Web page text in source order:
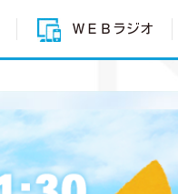
ＷＥＢラジオ